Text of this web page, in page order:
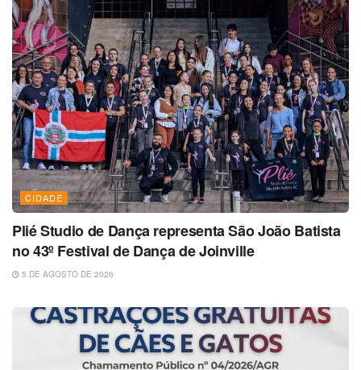
CIDADE
Plié Studio de Dança representa São João Batista
no 43º Festival de Dança de Joinville
5 DE AGOSTO DE 2026